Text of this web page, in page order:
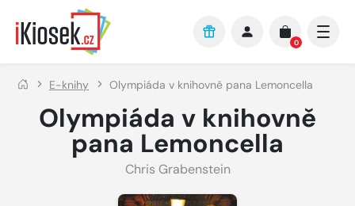
Přejít na hlavní obsah
0
E-knihy Olympiáda v knihovně pana Lemoncella
Olympiáda v knihovně
pana Lemoncella
Chris Grabenstein